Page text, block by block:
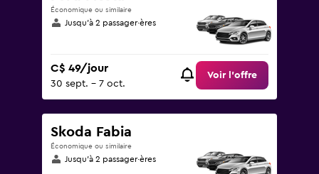
Économique ou similaire
Jusqu’à 2 passager·ères
C$ 49/jour
30 sept. - 7 oct.
Voir l’offre
Skoda Fabia
Économique ou similaire
Jusqu’à 2 passager·ères